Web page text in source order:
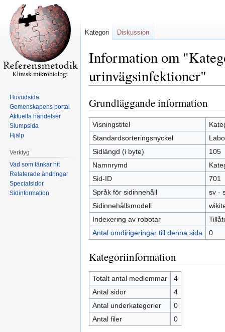
Information om
urinvägsinfektioner"
Hoppa
till
navigering
Hoppa
till
sök
Grundläggande information
Visningstitel
Standardsorteringsnyckel
Sidlängd (i byte)
105
Namnrymd
Sid-ID
701
Språk för sidinnehåll
sv -
Sidinnehållsmodell
Indexering av robotar
Antal omdirigeringar till denna sida
0
Kategoriinformation
Totalt antal medlemmar
4
Antal sidor
4
Antal underkategorier
0
Antal filer
0
Kategori Diskussion
Huvudsida
Gemenskapens portal
Aktuella händelser
Slumpsida
Hjälp
Verktyg
Vad som länkar hit
Relaterade ändringar
Specialsidor
Sidinformation